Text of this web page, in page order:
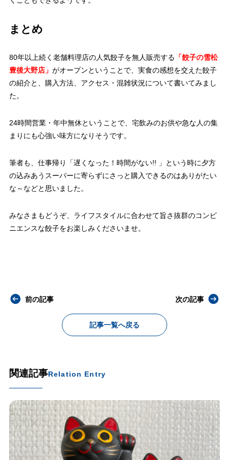
まとめ
80年以上続く老舗料理店の人気餃子を無人販売する 「餃子の雪松
豊後大野店」 がオープンということで、実食の感想を交えた餃子
の紹介と、購入方法、アクセス・混雑状況について書いてみまし
た。
24時間営業・年中無休ということで、宅飲みのお供や急な人の集
まりにも心強い味方になりそうです。
筆者も、仕事帰り「遅くなった！時間がない!! 」という時に夕方
の込みあうスーパーに寄らずにさっと購入できるのはありがたい
な～などと思いました。
みなさまもどうぞ、ライフスタイルに合わせて旨さ抜群のコンビ
ニエンスな餃子をお楽しみくださいませ。
前の記事
記事一覧へ戻る
次の記事
関連記事Relation Entry